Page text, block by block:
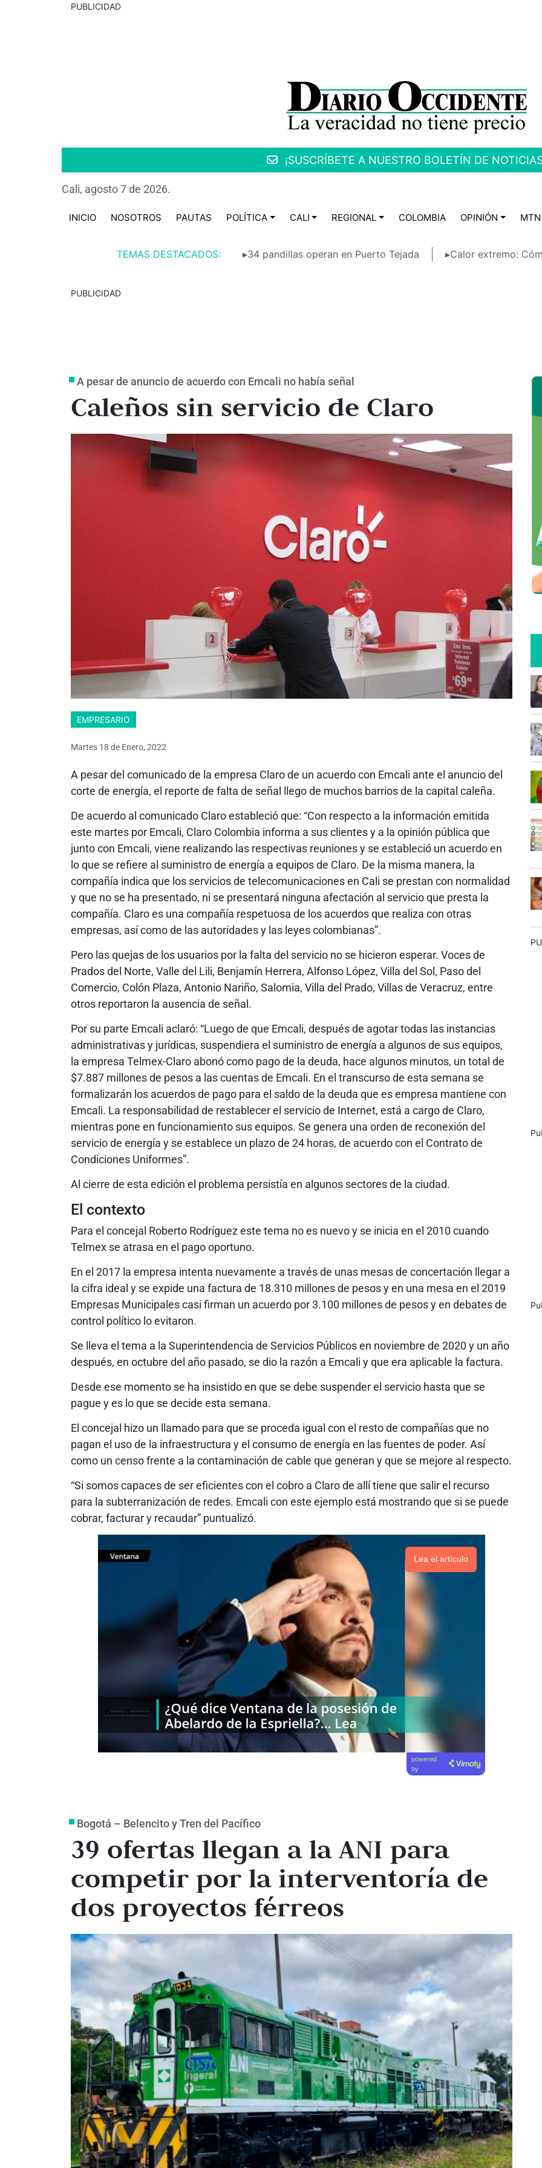
PUBLICIDAD
¡SUSCRÍBETE A NUESTRO BOLETÍN DE
Cali, agosto 7 de 2026.
INICIO NOSOTROS PAUTAS POLÍTICA CALI REGIONAL COLOMBIA OPINIÓN MTN
TEMAS DESTACADOS: ▸34 pandillas operan en Puerto Tejada ▸Calor extremo:
PUBLICIDAD
A pesar de anuncio de acuerdo con Emcali no había señal
Caleños sin servicio de Claro
EMPRESARIO
Martes 18 de Enero, 2022
A pesar del comunicado de la empresa Claro de un acuerdo con Emcali ante el anuncio del
corte de energía, el reporte de falta de señal llego de muchos barrios de la capital caleña.
De acuerdo al comunicado Claro estableció que: “Con respecto a la información emitida
este martes por Emcali, Claro Colombia informa a sus clientes y a la opinión pública que
junto con Emcali, viene realizando las respectivas reuniones y se estableció un acuerdo en
lo que se refiere al suministro de energía a equipos de Claro. De la misma manera, la
compañía indica que los servicios de telecomunicaciones en Cali se prestan con normalidad
y que no se ha presentado, ni se presentará ninguna afectación al servicio que presta la
compañía. Claro es una compañía respetuosa de los acuerdos que realiza con otras
empresas, así como de las autoridades y las leyes colombianas”.
Pero las quejas de los usuarios por la falta del servicio no se hicieron esperar. Voces de
Prados del Norte, Valle del Lili, Benjamín Herrera, Alfonso López, Villa del Sol, Paso del
Comercio, Colón Plaza, Antonio Nariño, Salomia, Villa del Prado, Villas de Veracruz, entre
otros reportaron la ausencia de señal.
Por su parte Emcali aclaró: “Luego de que Emcali, después de agotar todas las instancias
administrativas y jurídicas, suspendiera el suministro de energía a algunos de sus equipos,
la empresa Telmex-Claro abonó como pago de la deuda, hace algunos minutos, un total de
$7.887 millones de pesos a las cuentas de Emcali. En el transcurso de esta semana se
formalizarán los acuerdos de pago para el saldo de la deuda que es empresa mantiene con
Emcali. La responsabilidad de restablecer el servicio de Internet, está a cargo de Claro,
mientras pone en funcionamiento sus equipos. Se genera una orden de reconexión del
servicio de energía y se establece un plazo de 24 horas, de acuerdo con el Contrato de
Condiciones Uniformes”.
Al cierre de esta edición el problema persistía en algunos sectores de la ciudad.
El contexto
Para el concejal Roberto Rodríguez este tema no es nuevo y se inicia en el 2010 cuando
Telmex se atrasa en el pago oportuno.
En el 2017 la empresa intenta nuevamente a través de unas mesas de concertación llegar a
la cifra ideal y se expide una factura de 18.310 millones de pesos y en una mesa en el 2019
Empresas Municipales casi firman un acuerdo por 3.100 millones de pesos y en debates de
control político lo evitaron.
Se lleva el tema a la Superintendencia de Servicios Públicos en noviembre de 2020 y un año
después, en octubre del año pasado, se dio la razón a Emcali y que era aplicable la factura.
Desde ese momento se ha insistido en que se debe suspender el servicio hasta que se
pague y es lo que se decide esta semana.
El concejal hizo un llamado para que se proceda igual con el resto de compañías que no
pagan el uso de la infraestructura y el consumo de energía en las fuentes de poder. Así
como un censo frente a la contaminación de cable que generan y que se mejore al respecto.
“Si somos capaces de ser eficientes con el cobro a Claro de allí tiene que salir el recurso
para la subterranización de redes. Emcali con este ejemplo está mostrando que si se puede
cobrar, facturar y recaudar” puntualizó.
Lea el artículo
powered
by
Bogotá – Belencito y Tren del Pacífico
39 ofertas llegan a la ANI para
competir por la interventoría de
dos proyectos férreos